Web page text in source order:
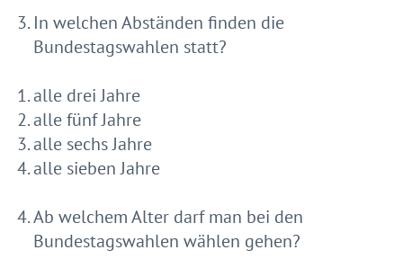
In welchen Abständen finden die
Bundestagswahlen statt?
alle drei Jahre
alle fünf Jahre
alle sechs Jahre
alle sieben Jahre
Ab welchem Alter darf man bei den
Bundestagswahlen wählen gehen?